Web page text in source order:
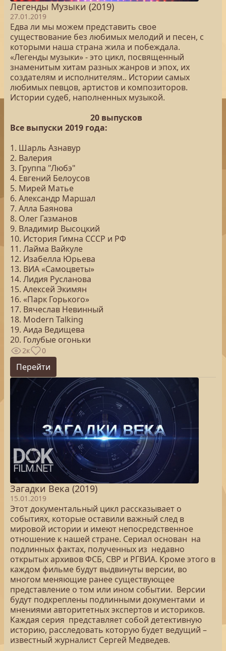
Легенды Музыки (2019)
27.01.2019
Едва ли мы можем представить свое
существование без любимых мелодий и песен, с
которыми наша страна жила и побеждала.
«Легенды музыки» - это цикл, посвященный
знаменитым хитам разных жанров и эпох, их
создателям и исполнителям.. Истории самых
любимых певцов, артистов и композиторов.
Истории судеб, наполненных музыкой.
20 выпусков
Все выпуски 2019 года:
1. Шарль Азнавур
2. Валерия
3. Группа "Любэ"
4. Евгений Белоусов
5. Мирей Матье
6. Александр Маршал
7. Алла Баянова
8. Олег Газманов
9. Владимир Высоцкий
10. История Гимна СССР и РФ
11. Лайма Вайкуле
12. Изабелла Юрьева
13. ВИА «Самоцветы»
14. Лидия Русланова
15. Алексей Экимян
16. «Парк Горького»
17. Вячеслав Невинный
18. Modern Talking
19. Аида Ведищева
20. Голубые огоньки
2к 0
Перейти
Загадки Века (2019)
15.01.2019
Этот документальный цикл рассказывает о
событиях, которые оставили важный след в
мировой истории и имеют непосредственное
отношение к нашей стране. Сериал основан на
подлинных фактах, полученных из недавно
открытых архивов ФСБ, СВР и РГВИА. Кроме этого в
каждом фильме будут выдвинуты версии, во
многом меняющие ранее существующее
представление о том или ином событии. Версии
будут подкреплены подлинными документами и
мнениями авторитетных экспертов и историков.
Каждая серия представляет собой детективную
историю, расследовать которую будет ведущий –
известный журналист Сергей Медведев.